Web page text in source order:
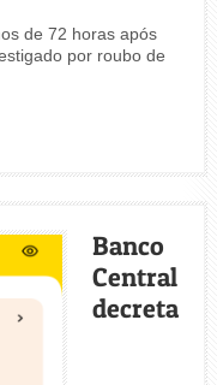
de 72 horas após
por roubo de
Banco
Central
decreta